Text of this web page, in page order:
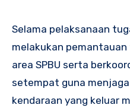
Selama pelaksanaan
melakukan
area SPBU serta
setempat guna
kendaraan yang keluar